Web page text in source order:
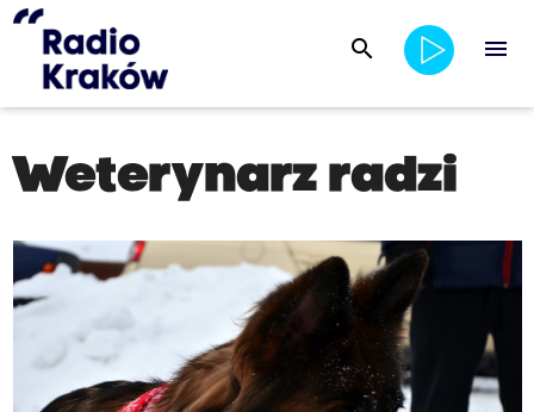
search menu
Weterynarz radzi